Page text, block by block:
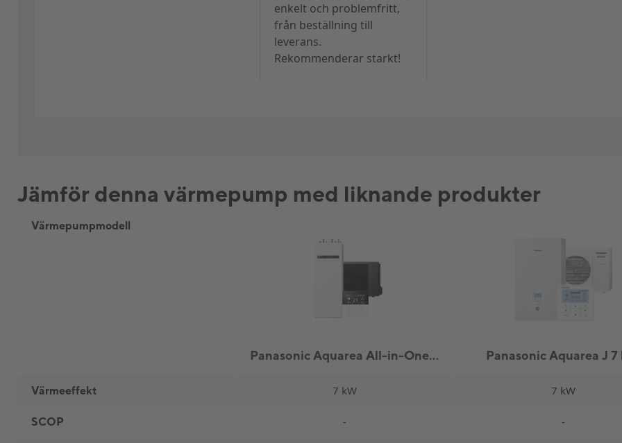
enkelt och problemfritt,
från beställning till
leverans.
Rekommenderar starkt!
Jämför denna värmepump med liknande produkter
Värmepumpmodell
Panasonic Aquarea All-in-One L 7 kW (Nya modellen!) Panasonic Aquarea J 7
Värmeeffekt 7 kW 7 kW
SCOP - -